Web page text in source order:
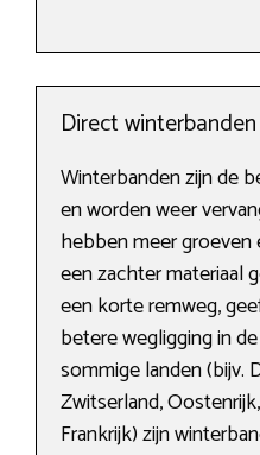
Direct
Winterbanden zijn de
en worden weer
hebben meer groeven
een zachter materiaal
een korte remweg,
betere wegligging in
sommige landen (bijv.
Zwitserland,
Frankrijk) zijn